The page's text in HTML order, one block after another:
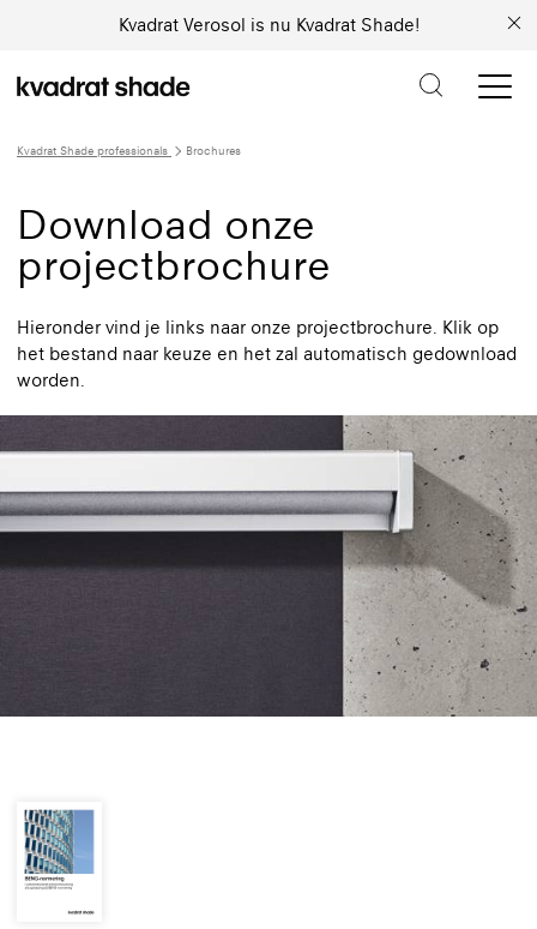
Kvadrat Verosol is nu Kvadrat Shade!
Kvadrat Shade professionals Brochures
Download onze
projectbrochure
Hieronder vind je links naar onze projectbrochure. Klik op
het bestand naar keuze en het zal automatisch gedownload
worden.